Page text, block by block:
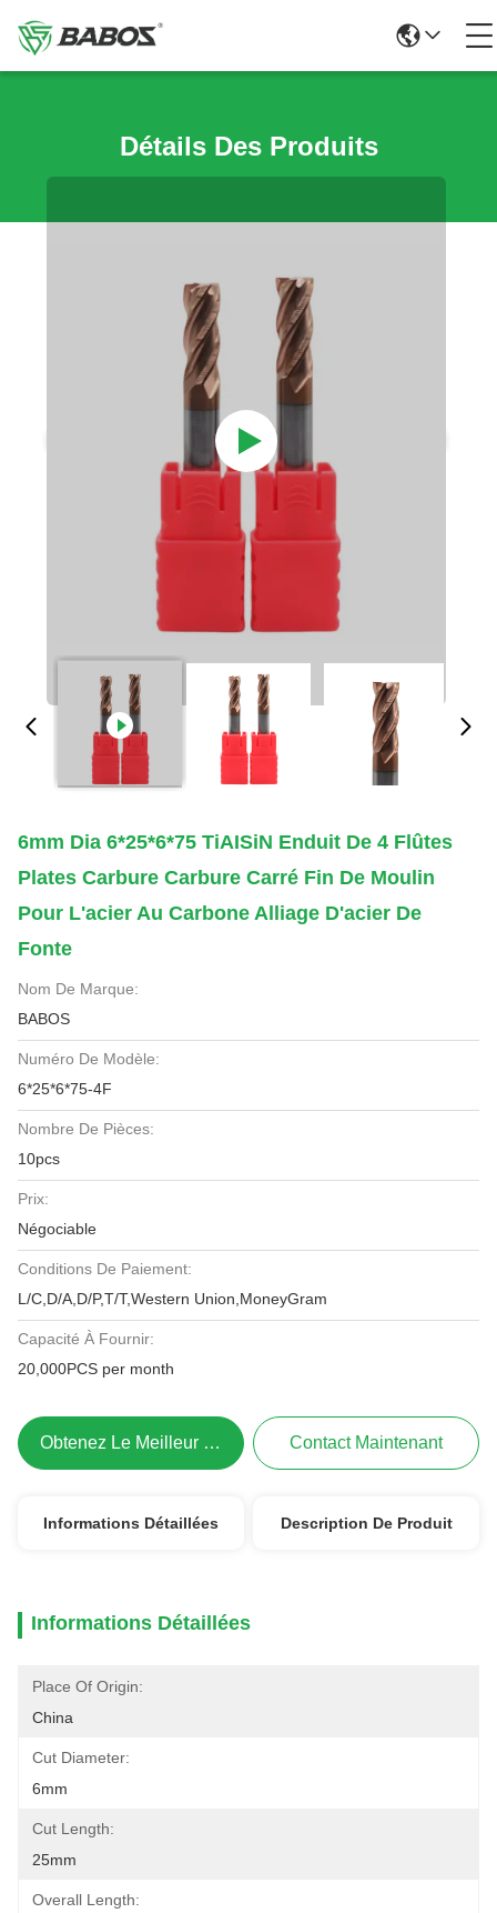
Détails Des Produits
6mm Dia 6*25*6*75 TiAISiN Enduit De 4 Flûtes
Plates Carbure Carbure Carré Fin De Moulin
Pour L'acier Au Carbone Alliage D'acier De
Fonte
Nom De Marque:
BABOS
Numéro De Modèle:
6*25*6*75-4F
Nombre De Pièces:
10pcs
Prix:
Négociable
Conditions De Paiement:
L/C,D/A,D/P,T/T,Western Union,MoneyGram
Capacité À Fournir:
20,000PCS per month
Obtenez Le Meilleur Prix Contact Maintenant
Informations Détaillées Description De Produit
Informations Détaillées
Place Of Origin:
China
Cut Diameter:
6mm
Cut Length:
25mm
Overall Length: